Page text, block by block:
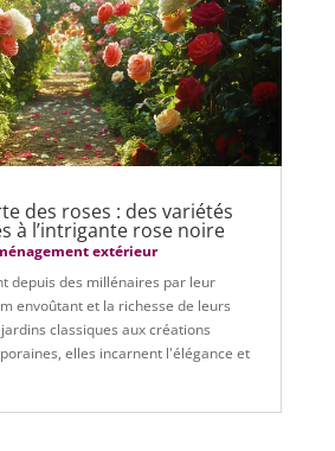
des roses : des variétés
à l’intrigante rose noire
extérieur
depuis des millénaires par leur
envoûtant et la richesse de leurs
classiques aux créations
elles incarnent l'élégance et